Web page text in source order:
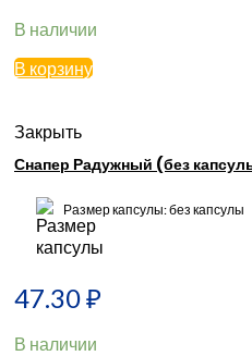
В наличии
В корзину
Закрыть
Снапер Радужный (без
Размер капсулы: без капсулы
47.30₽
В наличии